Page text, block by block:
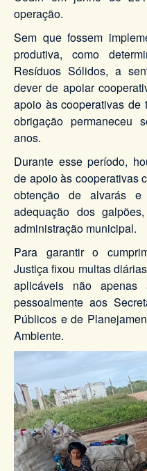
operação.
Sem que fossem
produtiva, como
Resíduos Sólidos, a
dever de apoiar
apoio às cooperativas de
obrigação permaneceu
anos.
Durante esse período,
de apoio às cooperativas
obtenção de alvarás
adequação dos
administração municipal.
Para garantir o
Justiça fixou multas
aplicáveis não apenas
pessoalmente aos
Públicos e de
Ambiente.